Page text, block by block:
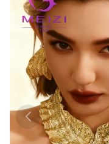
PRODUITS
NOUVELLES
CAS
USINE
CONTACTEZ NOUS